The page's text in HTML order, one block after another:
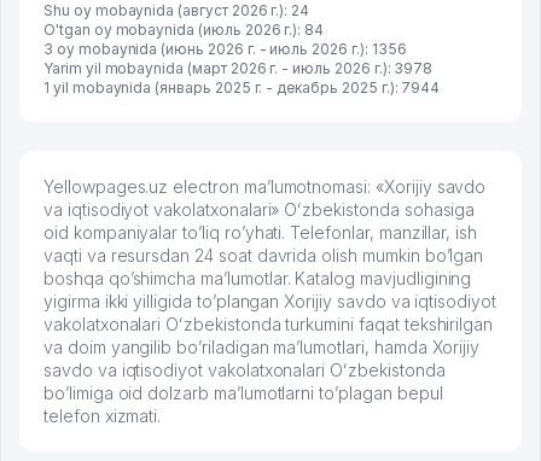
Shu oy mobaynida (август 2026 г.): 24
O'tgan oy mobaynida (июль 2026 г.): 84
3 oy mobaynida (июнь 2026 г. - июль 2026 г.): 1356
Yarim yil mobaynida (март 2026 г. - июль 2026 г.): 3978
1 yil mobaynida (январь 2025 г. - декабрь 2025 г.): 7944
Yellowpages.uz electron ma’lumotnomasi: «Xorijiy savdo
va iqtisodiyot vakolatxonalari» Oʻzbekistonda sohasiga
oid kompaniyalar to’liq ro’yhati. Telefonlar, manzillar, ish
vaqti va resursdan 24 soat davrida olish mumkin bo’lgan
boshqa qo’shimcha ma’lumotlar. Katalog mavjudligining
yigirma ikki yilligida to’plangan Xorijiy savdo va iqtisodiyot
vakolatxonalari Oʻzbekistonda turkumini faqat tekshirilgan
va doim yangilib bo’riladigan ma’lumotlari, hamda Xorijiy
savdo va iqtisodiyot vakolatxonalari Oʻzbekistonda
bo’limiga oid dolzarb ma’lumotlarni to’plagan bepul
telefon xizmati.